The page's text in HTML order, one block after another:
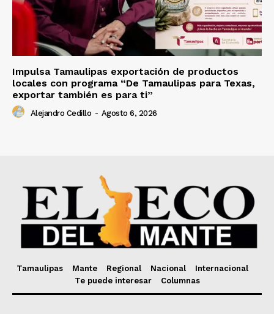
Impulsa Tamaulipas exportación de productos
locales con programa “De Tamaulipas para Texas,
exportar también es para ti”
Alejandro Cedillo - Agosto 6, 2026
Tamaulipas Mante Regional Nacional
Internacional
Te puede interesar
Columnas